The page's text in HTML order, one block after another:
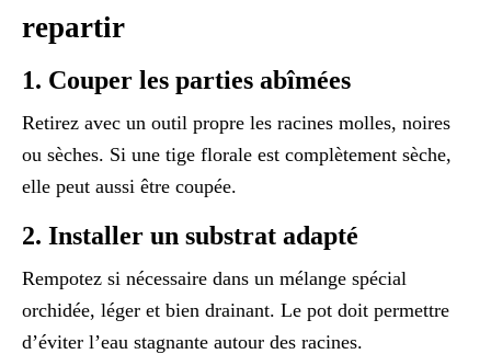
repartir
1. Couper les parties abîmées
Retirez avec un outil propre les racines molles, noires
ou sèches. Si une tige florale est complètement sèche,
elle peut aussi être coupée.
2. Installer un substrat adapté
Rempotez si nécessaire dans un mélange spécial
orchidée, léger et bien drainant. Le pot doit permettre
d’éviter l’eau stagnante autour des racines.